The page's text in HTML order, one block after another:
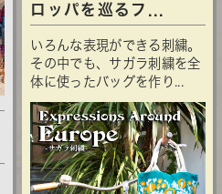
ロッパを巡るフ...
いろんな表現ができる刺繍。
その中でも、サガラ刺繍を全
体に使ったバッグを作り...